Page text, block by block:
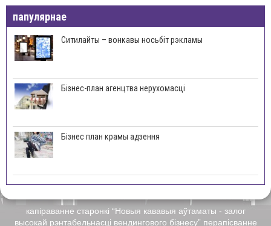
папулярнае
Ситилайты – вонкавы носьбіт рэкламы
Бізнес-план агенцтва нерухомасці
Бізнес план крамы адзення
капіраванне старонкі “Новыя кававыя аўтаматы - залог
высокай рэнтабельнасці вендингового бізнесу” перапісванне